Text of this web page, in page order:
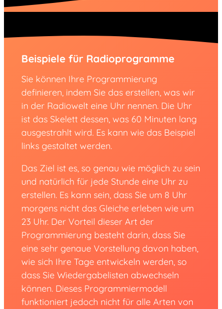
Beispiele für Radioprogramme
Sie können Ihre Programmierung
definieren, indem Sie das erstellen, was wir
in der Radiowelt eine Uhr nennen. Die Uhr
ist das Skelett dessen, was 60 Minuten lang
ausgestrahlt wird. Es kann wie das Beispiel
links gestaltet werden.
Das Ziel ist es, so genau wie möglich zu sein
und natürlich für jede Stunde eine Uhr zu
erstellen. Es kann sein, dass Sie um 8 Uhr
morgens nicht das Gleiche erleben wie um
23 Uhr. Der Vorteil dieser Art der
Programmierung besteht darin, dass Sie
eine sehr genaue Vorstellung davon haben,
wie sich Ihre Tage entwickeln werden, so
dass Sie Wiedergabelisten abwechseln
können. Dieses Programmiermodell
funktioniert jedoch nicht für alle Arten von